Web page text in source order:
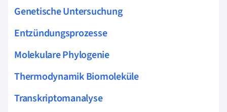
Genetische Untersuchung
Entzündungsprozesse
Molekulare Phylogenie
Thermodynamik Biomoleküle
Transkriptomanalyse